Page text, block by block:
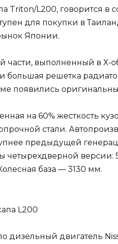
Triton/L200, говорится в
для покупки в
Японии.
части, выполненный в Х-
большая решетка
появились
на 60% жесткость
стали.
предыдущей
четырехдверной версии:
база — 3130 мм.
двигатель